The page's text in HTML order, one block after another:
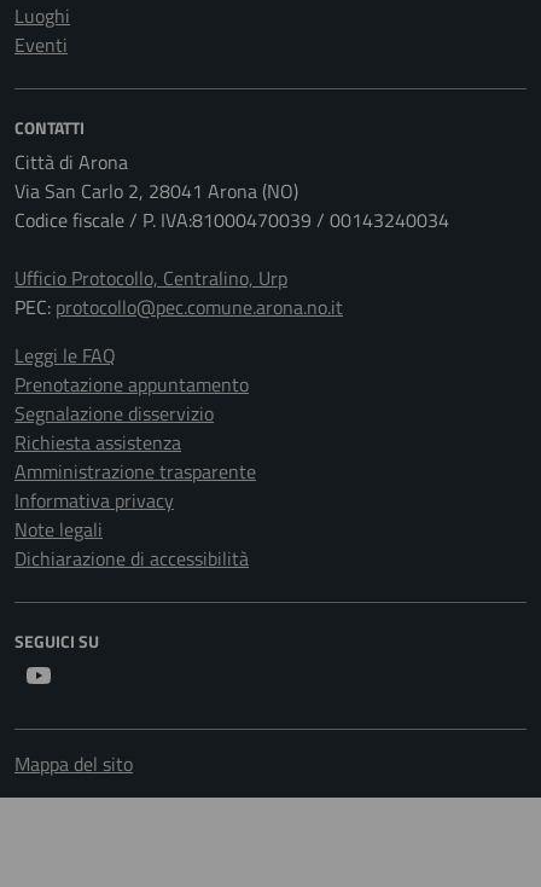
Luoghi
Eventi
CONTATTI
Città di Arona
Via San Carlo 2, 28041 Arona (NO)
Codice fiscale / P. IVA:81000470039 / 00143240034
Ufficio Protocollo, Centralino, Urp
PEC: protocollo@pec.comune.arona.no.it
Leggi le FAQ
Prenotazione appuntamento
Segnalazione disservizio
Richiesta assistenza
Amministrazione trasparente
Informativa privacy
Note legali
Dichiarazione di accessibilità
SEGUICI SU
Mappa del sito